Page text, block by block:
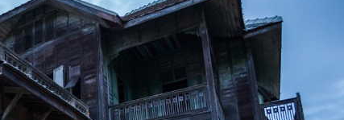
Le Viagra pourrait-il
freiner la propagation du
cancer ?
Pourquoi manger moins
de protéines pourrait
finalement être bénéfique le